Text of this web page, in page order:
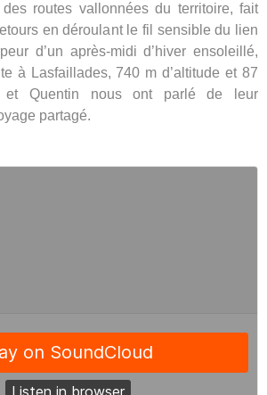
routes vallonnées du territoire, fait
en déroulant le fil sensible du lien
d’un après-midi d’hiver ensoleillé,
à Lasfaillades, 740 m d’altitude et 87
et Quentin nous ont parlé de leur
partagé.